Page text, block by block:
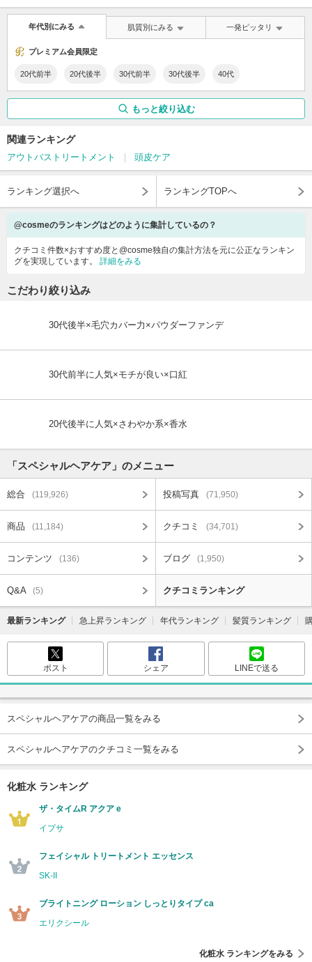
年代別にみる 肌質別にみる 一発ピッタリ
プレミアム会員限定
20代前半 20代後半 30代前半 30代後半 40代
もっと絞り込む
関連ランキング
アウトバストリートメント 頭皮ケア
ランキング選択へ ランキングTOPへ
@cosmeのランキングはどのように集計しているの？
クチコミ件数×おすすめ度と@cosme独自の集計方法を元に公正なランキン
グを実現しています。 詳細をみる
こだわり絞り込み
30代後半×毛穴カバー力×パウダーファンデ
30代前半に人気×モチが良い×口紅
20代後半に人気×さわやか系×香水
「スペシャルヘアケア」のメニュー
総合 (119,926) 投稿写真 (71,950)
商品 (11,184) クチコミ (34,701)
コンテンツ (136) ブログ (1,950)
Q&A (5) クチコミランキング
最新ランキング 急上昇ランキング 年代ランキング 髪質ランキング
ポスト シェア LINEで送る
スペシャルヘアケアの商品一覧をみる
スペシャルヘアケアのクチコミ一覧をみる
化粧水 ランキング
ザ・タイムR アクア e
イプサ
フェイシャル トリートメント エッセンス
SK-II
ブライトニング ローション しっとりタイプ ca
エリクシール
化粧水 ランキングをみる